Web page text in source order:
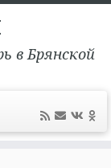
в Брянской